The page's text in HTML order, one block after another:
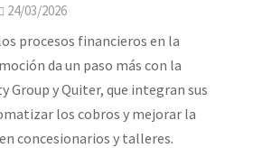
24/03/2026
procesos financieros en la
da un paso más con la
Group y Quiter, que integran sus
los cobros y mejorar la
concesionarios y talleres.